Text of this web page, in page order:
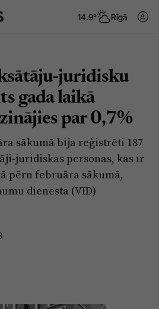
14.9° Rīgā
Pieslēgties
Tēmas
Viedokļi
Dzīve un ticība
Ekonomika
juridisku
gada laikā
par 0,7%
sākumā bija reģistrēti 187
juridiskas personas, kas ir
pērn februāra sākumā,
dienesta (VID)